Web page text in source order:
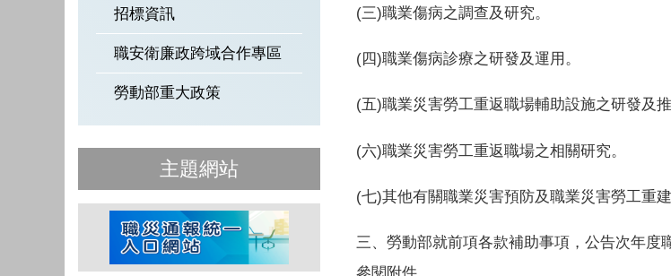
招標資訊
職安衛廉政跨域合作專區
勞動部重大政策
主題網站
(三)職業傷病之調查及研究。
(四)職業傷病診療之研發及運用。
(五)職業災害勞工重返職場輔助設施之研發及推
(六)職業災害勞工重返職場之相關研究。
(七)其他有關職業災害預防及職業災害勞工重建
三、勞動部就前項各款補助事項，公告次年
參閱附件。